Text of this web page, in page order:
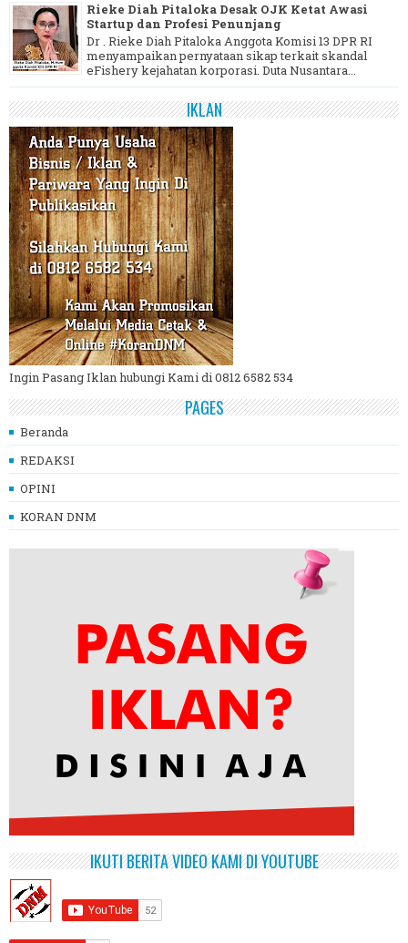
Rieke Diah Pitaloka Desak OJK Ketat Awasi
Startup dan Profesi Penunjang
Dr . Rieke Diah Pitaloka Anggota Komisi 13 DPR RI
menyampaikan pernyataan sikap terkait skandal
eFishery kejahatan korporasi. Duta Nusantara...
IKLAN
Ingin Pasang Iklan hubungi Kami di 0812 6582 534
PAGES
Beranda
REDAKSI
OPINI
KORAN DNM
IKUTI BERITA VIDEO KAMI DI YOUTUBE